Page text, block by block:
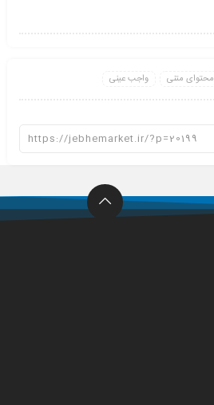
محتوای متنی واجب عینی